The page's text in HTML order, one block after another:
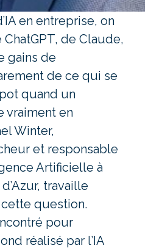
en entreprise, on
de Claude,
gains de
de ce qui se
quand un
vraiment en
Winter,
et responsable
Artificielle à
travaille
question.
pour
réalisé par l’IA